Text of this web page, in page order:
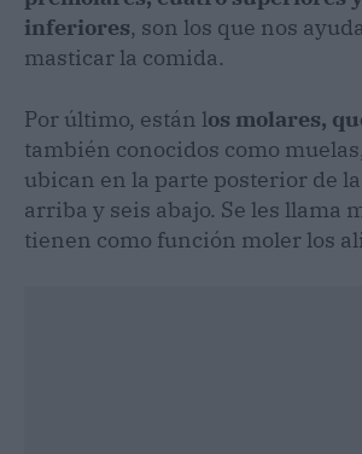
inferiores, son los que nos
masticar la comida.
Por último, están los molares,
también conocidos como
ubican en la parte posterior de
arriba y seis abajo. Se les llama
tienen como función moler los